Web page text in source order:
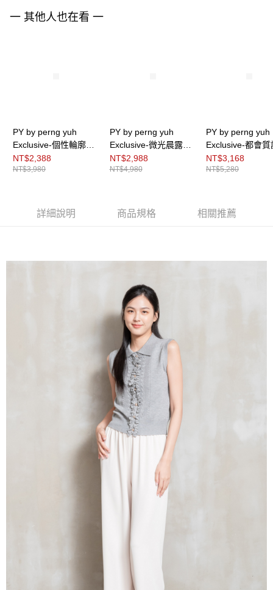
權轉讓予恩沛科技股份有限公司。
恩沛科技股份有限公司將有權停止該用戶之使用額度並採取法律行動。
一 其他人也在看 一
PY by perng yuh
Exclusive-個性輪廓側
開衩針織背心
NT$2,388
NT$3,980
PY by perng yuh
Exclusive-微光晨露結
刺繡引塔夏針織衫
NT$2,988
NT$4,980
PY by perng yuh
Exclusive-都會質
飾針織外套
NT$3,168
NT$5,280
詳細說明 商品規格 相關推薦